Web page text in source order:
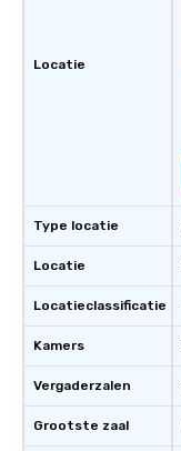
Locatie
Type locatie
Locatie
Locatieclassificatie
Kamers
Vergaderzalen
Grootste zaal